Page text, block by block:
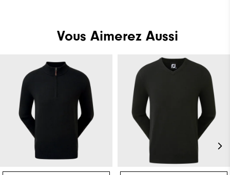
Vous Aimerez Aussi